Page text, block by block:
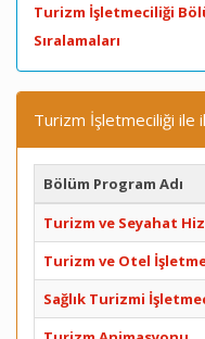
Turizm İşletmeciliği
Sıralamaları
Turizm İşletmeciliği ile
Bölüm Program Adı
Turizm ve Seyahat
Turizm ve Otel
Sağlık Turizmi